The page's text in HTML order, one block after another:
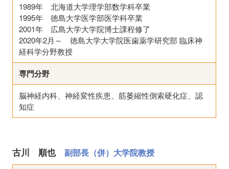
1989年 北海道大学理学部数学科卒業
1995年 徳島大学医学部医学科卒業
2001年 広島大学大学院博士課程修了
2020年2月～ 徳島大学大学院医歯薬学研究部 臨床神
経科学分野教授
専門分野
脳神経内科、神経変性疾患、筋萎縮性側索硬化症、認
知症
古川 順也副部長（併）大学院教授